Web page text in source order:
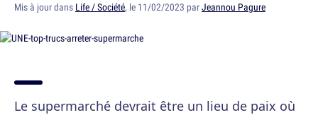
Mis à jour dans Life / Société, le 11/02/2023 parJeannou Pagure
Le supermarché devrait être un lieu de paix où